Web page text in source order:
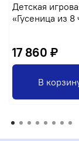
Детская
«Гусеница из 8
17 860 ₽
В